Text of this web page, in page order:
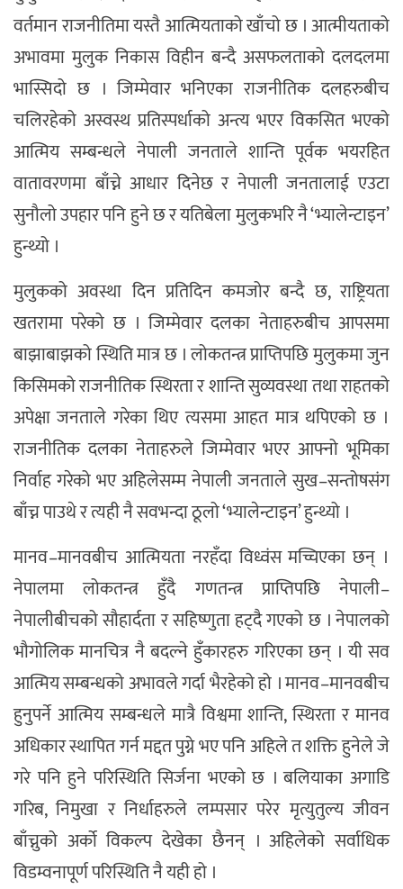
वर्तमान राजनीतिमा यस्तै आत्मियताको खाँचो छ । आत्मीयताको
अभावमा मुलुक निकास विहीन बन्दै असफलताको दलदलमा
भास्सिदो छ । जिम्मेवार भनिएका राजनीतिक दलहरुबीच
चलिरहेको अस्वस्थ प्रतिस्पर्धाको अन्त्य भएर विकसित भएको
आत्मिय सम्बन्धले नेपाली जनताले शान्ति पूर्वक भयरहित
वातावरणमा बाँच्ने आधार दिनेछ र नेपाली जनतालाई एउटा
सुनौलो उपहार पनि हुने छ र यतिबेला मुलुकभरि नै ‘भ्यालेन्टाइन’
हुन्थ्यो ।
मुलुकको अवस्था दिन प्रतिदिन कमजोर बन्दै छ, राष्ट्रियता
खतरामा परेको छ । जिम्मेवार दलका नेताहरुबीच आपसमा
बाझाबाझको स्थिति मात्र छ । लोकतन्त्र प्राप्तिपछि मुलुकमा जुन
किसिमको राजनीतिक स्थिरता र शान्ति सुव्यवस्था तथा राहतको
अपेक्षा जनताले गरेका थिए त्यसमा आहत मात्र थपिएको छ ।
राजनीतिक दलका नेताहरुले जिम्मेवार भएर आफ्नो भूमिका
निर्वाह गरेको भए अहिलेसम्म नेपाली जनताले सुख–सन्तोषसंग
बाँच्न पाउथे र त्यही नै सवभन्दा ठूलो ‘भ्यालेन्टाइन’ हुन्थ्यो ।
मानव–मानवबीच आत्मियता नरहँदा विध्वंस मच्चिएका छन् ।
नेपालमा लोकतन्त्र हुँदै गणतन्त्र प्राप्तिपछि नेपाली–
नेपालीबीचको सौहार्दता र सहिष्णुता हट्दै गएको छ । नेपालको
भौगोलिक मानचित्र नै बदल्ने हुँकारहरु गरिएका छन् । यी सव
आत्मिय सम्बन्धको अभावले गर्दा भैरहेको हो । मानव–मानवबीच
हुनुपर्ने आत्मिय सम्बन्धले मात्रै विश्वमा शान्ति, स्थिरता र मानव
अधिकार स्थापित गर्न मद्दत पुग्ने भए पनि अहिले त शक्ति हुनेले जे
गरे पनि हुने परिस्थिति सिर्जना भएको छ । बलियाका अगाडि
गरिब, निमुखा र निर्धाहरुले लम्पसार परेर मृत्युतुल्य जीवन
बाँच्नुको अर्को विकल्प देखेका छैनन् । अहिलेको सर्वाधिक
विडम्वनापूर्ण परिस्थिति नै यही हो ।